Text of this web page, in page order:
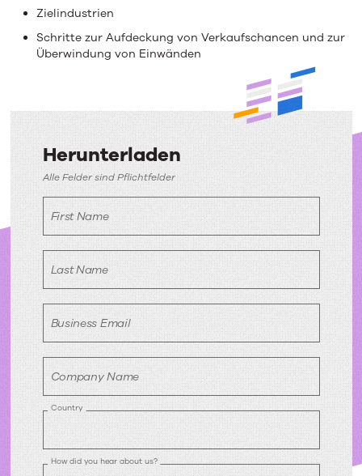
Zielindustrien
Schritte zur Aufdeckung von Verkaufschancen und zur
Überwindung von Einwänden
Herunterladen
Herunterladen
Alle Felder sind Pflichtfelder
First Name
Last Name
Business Email
Company Name
Country
How did you hear about us?